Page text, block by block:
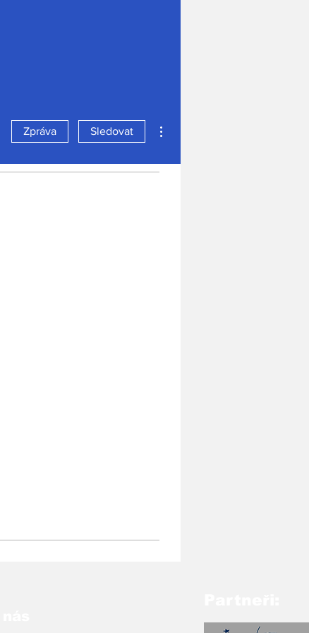
Zpráva Sledovat